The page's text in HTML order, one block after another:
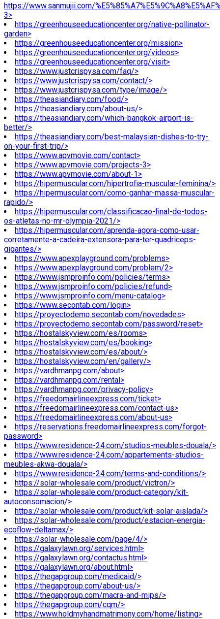
https://www.sanmujii.com/
3>
https://greenhouseeducationcenter.org/native-pollinator-
garden>
https://greenhouseeducationcenter.org/mission>
https://greenhouseeducationcenter.org/videos>
https://greenhouseeducationcenter.org/visit>
https://www.justcrispysa.com/faq/>
https://www.justcrispysa.com/contact/>
https://www.justcrispysa.com/type/image/>
https://theasiandiary.com/food/>
https://theasiandiary.com/about-us/>
https://theasiandiary.com/which-bangkok-airport-is-
better/>
https://theasiandiary.com/best-malaysian-dishes-to-try-
on-your-first-trip/>
https://www.apvmovie.com/contact>
https://www.apvmovie.com/projects-3>
https://www.apvmovie.com/about-1>
https://hipermuscular.com/hipertrofia-muscular-feminina/>
https://hipermuscular.com/como-ganhar-massa-muscular-
rapido/>
https://hipermuscular.com/classificacao-final-de-todos-
os-atletas-no-mr-olympia-2021/>
https://hipermuscular.com/aprenda-agora-como-usar-
corretamente-a-cadeira-extensora-para-ter-quadriceps-
gigantes/>
https://www.apexplayground.com/problems>
https://www.apexplayground.com/problem/2>
https://www.jsmproinfo.com/policies/terms>
https://www.jsmproinfo.com/policies/refund>
https://www.jsmproinfo.com/menu-catalog>
https://www.secontab.com/login>
https://proyectodemo.secontab.com/novedades>
https://proyectodemo.secontab.com/password/reset>
https://hostalskyview.com/es/rooms>
https://hostalskyview.com/es/booking>
https://hostalskyview.com/es/about/>
https://hostalskyview.com/en/gallery/>
https://vardhmanpg.com/about>
https://vardhmanpg.com/rental>
https://vardhmanpg.com/privacy-policy>
https://freedomairlineexpress.com/ticket>
https://freedomairlineexpress.com/contact-us>
https://freedomairlineexpress.com/about-us>
https://reservations.freedomairlineexpress.com/forgot-
password>
https://www.residence-24.com/studios-meubles-douala/>
https://www.residence-24.com/appartements-studios-
meubles-akwa-douala/>
https://www.residence-24.com/terms-and-conditions/>
https://solar-wholesale.com/product/victron/>
https://solar-wholesale.com/product-category/kit-
autoconsomacion/>
https://solar-wholesale.com/product/kit-solar-aislada/>
https://solar-wholesale.com/product/estacion-energia-
ecoflow-deltamax/>
https://solar-wholesale.com/page/4/>
https://galaxylawn.org/services.html>
https://galaxylawn.org/contactus.html>
https://galaxylawn.org/about.html>
https://thegapgroup.com/medicaid/>
https://thegapgroup.com/about-us/>
https://thegapgroup.com/macra-and-mips/>
https://thegapgroup.com/cqm/>
https://www.holdmyhandmatrimony.com/home/listing>